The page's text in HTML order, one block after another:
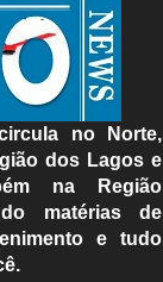
no Norte,
dos Lagos e
na Região
matérias de
e tudo